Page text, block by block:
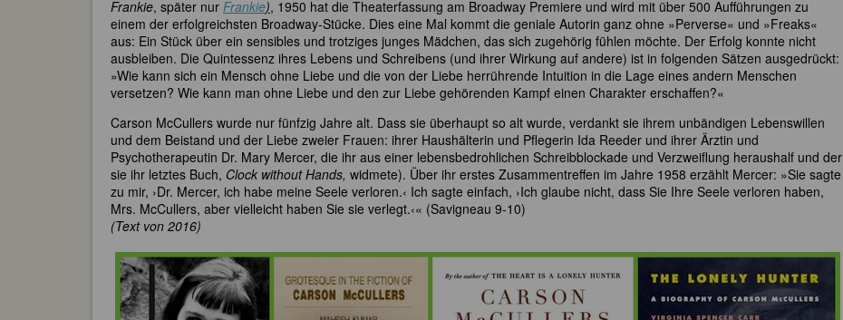
Frankie, später nur Frankie), 1950 hat die Theaterfassung am Broadway Premiere und wird mit über 500 Aufführungen zu
einem der erfolgreichsten Broadway-Stücke. Dies eine Mal kommt die geniale Autorin ganz ohne »Perverse« und »Freaks«
aus: Ein Stück über ein sensibles und trotziges junges Mädchen, das sich zugehörig fühlen möchte. Der Erfolg konnte nicht
ausbleiben. Die Quintessenz ihres Lebens und Schreibens (und ihrer Wirkung auf andere) ist in folgenden Sätzen ausgedrückt:
»Wie kann sich ein Mensch ohne Liebe und die von der Liebe herrührende Intuition in die Lage eines andern Menschen
versetzen? Wie kann man ohne Liebe und den zur Liebe gehörenden Kampf einen Charakter erschaffen?«
Carson McCullers wurde nur fünfzig Jahre alt. Dass sie überhaupt so alt wurde, verdankt sie ihrem unbändigen Lebenswillen
und dem Beistand und der Liebe zweier Frauen: ihrer Haushälterin und Pflegerin Ida Reeder und ihrer Ärztin und
Psychotherapeutin Dr. Mary Mercer, die ihr aus einer lebensbedrohlichen Schreibblockade und Verzweiflung heraushalf und der
sie ihr letztes Buch, Clock without Hands, widmete). Über ihr erstes Zusammentreffen im Jahre 1958 erzählt Mercer: »Sie sagte
zu mir, ›Dr. Mercer, ich habe meine Seele verloren.‹ Ich sagte einfach, ›Ich glaube nicht, dass Sie Ihre Seele verloren haben,
Mrs. McCullers, aber vielleicht haben Sie sie verlegt.‹« (Savigneau 9-10)
(Text von 2016)